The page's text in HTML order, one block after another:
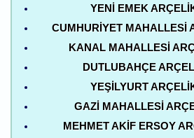
YENI EMEK
CUMHURIYET MAHALLESI
KANAL MAHALLESI
DUTLUBAHÇE
YEŞILYURT
GAZI MAHALLESI
MEHMET AKIF ERSOY